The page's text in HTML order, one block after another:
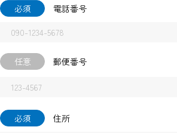
必須 電話番号
任意 郵便番号
必須 住所